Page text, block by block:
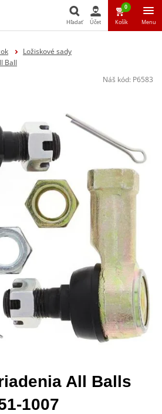
Hľadať Účet
0
Košík Menu
Ložiskové sady
Ball
Náš kód: P6583
All Balls
1007